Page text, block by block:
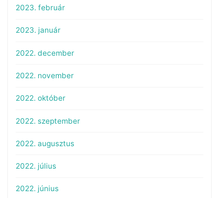
2023. február
2023. január
2022. december
2022. november
2022. október
2022. szeptember
2022. augusztus
2022. július
2022. június